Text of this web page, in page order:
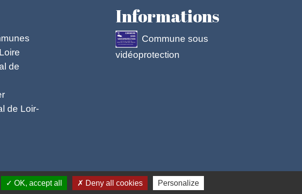
de
de Loir-
Informations
Commune sous
vidéoprotection
site - Gestion des cookies
OK, accept all Deny all cookies Personalize